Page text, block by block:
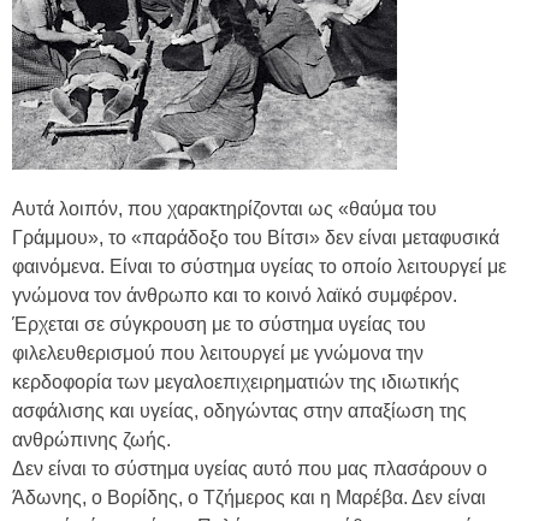
Αυτά λοιπόν, που χαρακτηρίζονται ως «θαύμα του
Γράμμου», το «παράδοξο του Βίτσι» δεν είναι μεταφυσικά
φαινόμενα. Είναι το σύστημα υγείας το οποίο λειτουργεί με
γνώμονα τον άνθρωπο και το κοινό λαϊκό συμφέρον.
Έρχεται σε σύγκρουση με το σύστημα υγείας του
φιλελευθερισμού που λειτουργεί με γνώμονα την
κερδοφορία των μεγαλοεπιχειρηματιών της ιδιωτικής
ασφάλισης και υγείας, οδηγώντας στην απαξίωση της
ανθρώπινης ζωής.
Δεν είναι το σύστημα υγείας αυτό που μας πλασάρουν ο
Άδωνης, ο Βορίδης, ο Τζήμερος και η Μαρέβα. Δεν είναι